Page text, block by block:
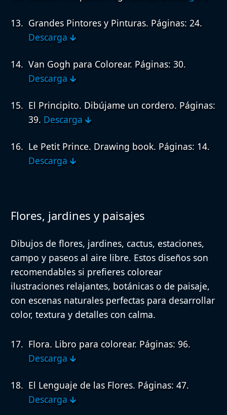
Grandes Pintores y Pinturas. Páginas: 24.
Descarga 🡳
Van Gogh para Colorear. Páginas: 30.
Descarga 🡳
El Principito. Dibújame un cordero. Páginas:
39. Descarga 🡳
Le Petit Prince. Drawing book. Páginas: 14.
Descarga 🡳
Flores, jardines y paisajes
Dibujos de flores, jardines, cactus, estaciones,
campo y paseos al aire libre. Estos diseños son
recomendables si prefieres colorear
ilustraciones relajantes, botánicas o de paisaje,
con escenas naturales perfectas para desarrollar
color, textura y detalles con calma.
Flora. Libro para colorear. Páginas: 96.
Descarga 🡳
El Lenguaje de las Flores. Páginas: 47.
Descarga 🡳